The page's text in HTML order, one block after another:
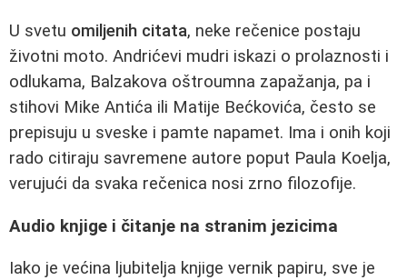
U svetu omiljenih citata, neke rečenice postaju
životni moto. Andrićevi mudri iskazi o prolaznosti i
odlukama, Balzakova oštroumna zapažanja, pa i
stihovi Mike Antića ili Matije Bećkovića, često se
prepisuju u sveske i pamte napamet. Ima i onih koji
rado citiraju savremene autore poput Paula Koelja,
verujući da svaka rečenica nosi zrno filozofije.
Audio knjige i čitanje na stranim jezicima
Iako je većina ljubitelja knjige vernik papiru, sve je